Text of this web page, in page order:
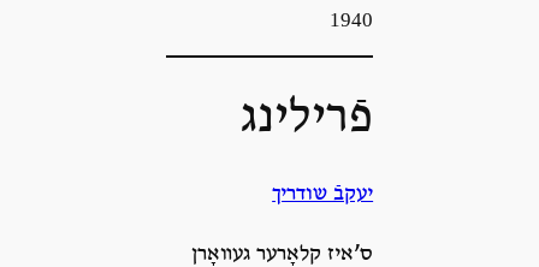
1940
פֿרילינג
יעקבֿ שודריך
ס’איז קלאָרער געװאָרן